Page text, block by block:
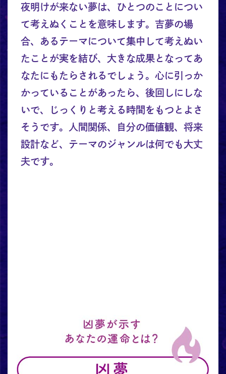
夜明けが来ない夢は、ひとつのことについ
て考えぬくことを意味します。吉夢の場
合、あるテーマについて集中して考えぬい
たことが実を結び、大きな成果となってあ
なたにもたらされるでしょう。心に引っか
かっていることがあったら、後回しにしな
いで、じっくりと考える時間をもつとよさ
そうです。人間関係、自分の価値観、将来
設計など、テーマのジャンルは何でも大丈
夫です。